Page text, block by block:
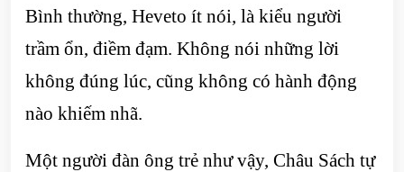
Bình thường, Heveto ít nói, là kiểu người
trầm ổn, điềm đạm. Không nói những lời
không đúng lúc, cũng không có hành động
nào khiếm nhã.
Một người đàn ông trẻ như vậy, Châu Sách tự